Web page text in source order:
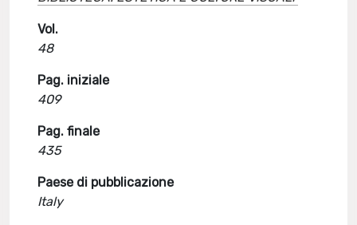
Vol.
48
Pag. iniziale
409
Pag. finale
435
Paese di pubblicazione
Italy